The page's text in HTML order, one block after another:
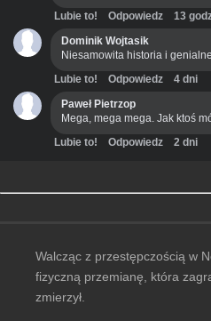
Lubie to! Odpowiedz
13
Dominik Wojtasik
Niesamowita historia i
Lubie to! Odpowiedz
4 dni
Paweł Pietrzop
Mega, mega mega. Jak ktoś
Lubie to! Odpowiedz 2 dni
Walcząc z przestępczością w
fizyczną przemianę, która
zmierzył.